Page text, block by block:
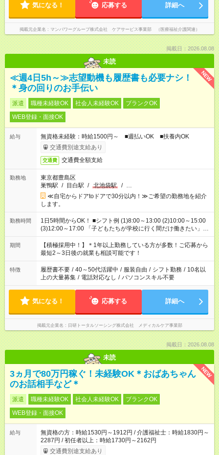
気になる！ 応募する 詳細へ
掲載元企業名 マンパワーグループ株式会社 ケアサービス事業部 （医療福祉介護関連）
掲載日：2026.08.08
未読
NEW
≪週4日5h～≫志望動機も履歴書も必要ナシ！
＊身の回りのお手伝い
派遣 職種未経験OK 社会人未経験OK
ブランクOK
WEB登録・面接OK
給与
無資格未経験：時給1500円～ ■週払いOK ■扶養内OK
交通費別途支給あり
交通費 交通費全額支給
勤務地
東京都豊島区
巣鴨駅 / 目白駅 / 北池袋駅 / …
≪自宅からドアtoドアで30分以内！≫ご希望の勤務地を紹介
します。
勤務時間
1日5時間からOK！ ■シフト例 (1)8:00～13:00 (2)10:00～15:00
(3)12:00～17:00 「子どもたちが学校に行く間だけ働きたい」
「余裕を持って夕飯の準備がしたい」 「午前中は働いて、午後
はプライベートの時間にしたい」 など、ご希望を教えてくださ
いね。 ※Wワーク希望の方へ 今ご覧のお仕事で希望する勤務時
間と、もう1つのお仕事の勤務時間。 合計で週40時間を超える
場合は応募できません。
期間
【積極採用中！】＊1年以上勤務している方が多数！ご応募から
最短2～3日後の就業も相談可能です！
特徴 履歴書不要 / 40～50代活躍中 / 服装自由 / シフト勤務 / 10名以
上の大量募集 / 電話対応なし / パソコンスキル不要
気になる！ 応募する 詳細へ
掲載元企業名 日研トータルソーシング株式会社 メディカルケア事業部
掲載日：2026.08.08
未読
NEW
3ヵ月で80万円稼ぐ！未経験OK＊おばあちゃん
のお話相手など＊
派遣 職種未経験OK 社会人未経験OK
ブランクOK
WEB登録・面接OK
給与
無資格の方：時給1530円～1912円 / 介護福祉士：時給1830円～
2287円 / 初任者以上：時給1730円～2162円
交通費別途支給あり